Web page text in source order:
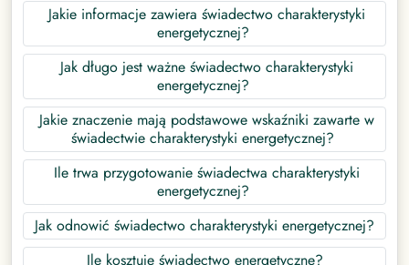
Jakie informacje zawiera świadectwo charakterystyki
energetycznej?
Jak długo jest ważne świadectwo charakterystyki
energetycznej?
Jakie znaczenie mają podstawowe wskaźniki zawarte w
świadectwie charakterystyki energetycznej?
Ile trwa przygotowanie świadectwa charakterystyki
energetycznej?
Jak odnowić świadectwo charakterystyki energetycznej?
Ile kosztuje świadectwo energetyczne?